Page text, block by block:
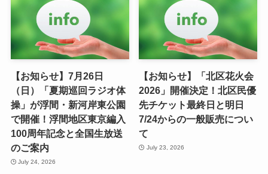
【お知らせ】7月26日
（日）「夏期巡回ラジオ体
操」が浮間・新河岸東公園
で開催！浮間地区東京編入
100周年記念と全国生放送
のご案内
July 24, 2026
【お知らせ】「北区花火会
2026」開催決定！北区民優
先チケット最終日と明日
7/24からの一般販売につい
て
July 23, 2026